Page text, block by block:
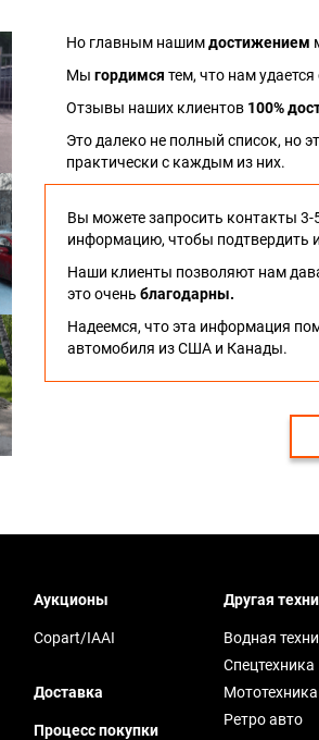
Но главным нашимдостижением
Мы гордимся тем, что нам
Отзывы наших клиентов 100%
Это далеко не полный список, но
практически с каждым из них.
Вы можете запросить контакты
информацию, чтобы подтвердить
Наши клиенты позволяют нам
это очень благодарны.
Надеемся, что эта информация
автомобиля из США и Канады.
Аукционы
Copart/IAAI
Доставка
Процесс покупки
Другая
Водная
Спецтехника
Мототехника
Ретро авто